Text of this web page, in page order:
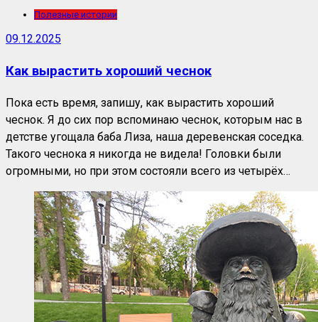
Полезные истории
09.12.2025
Как вырастить хороший чеснок
Пока есть время, запишу, как вырастить хороший
чеснок. Я до сих пор вспоминаю чеснок, которым нас в
детстве угощала баба Лиза, наша деревенская соседка.
Такого чеснока я никогда не видела! Головки были
огромными, но при этом состояли всего из четырёх…